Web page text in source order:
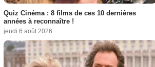
Quiz Cinéma : 8 films de ces 10 dernières
années à reconnaître !
jeudi 6 août 2026